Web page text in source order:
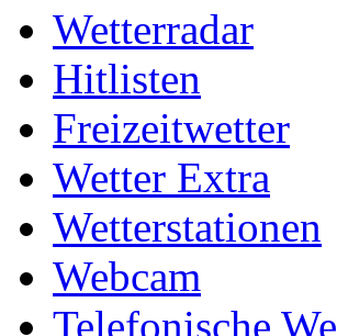
Wetterradar
Hitlisten
Freizeitwetter
Wetter Extra
Wetterstationen
Webcam
Telefonische